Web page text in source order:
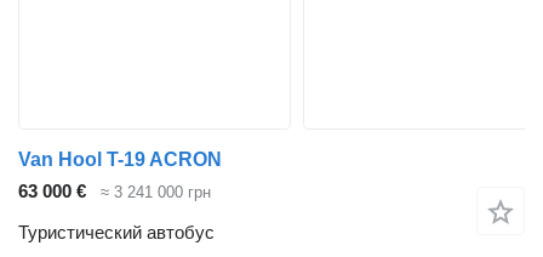
Van Hool T-19 ACRON
63 000 €
≈ 3 241 000 грн
Туристический автобус